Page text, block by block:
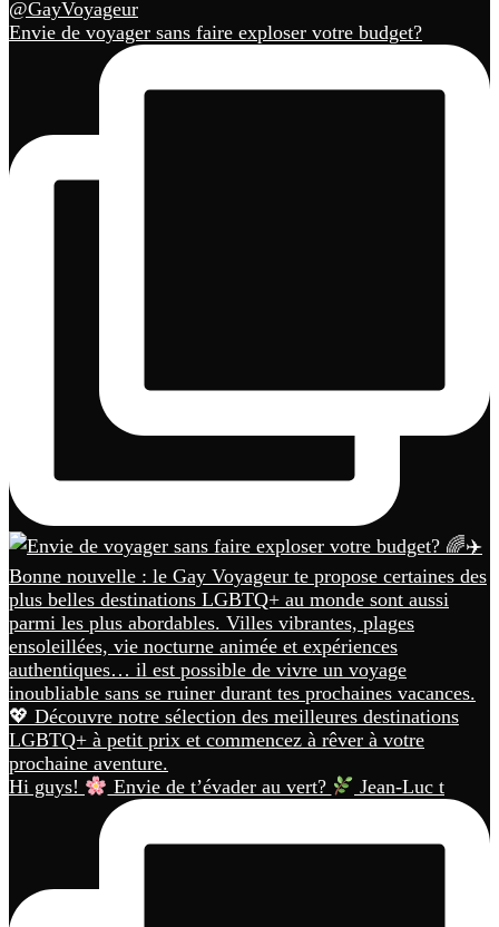
Envie de voyager sans faire exploser votre budget?
Hi guys! Envie de t’évader au vert? Jean-Luc t